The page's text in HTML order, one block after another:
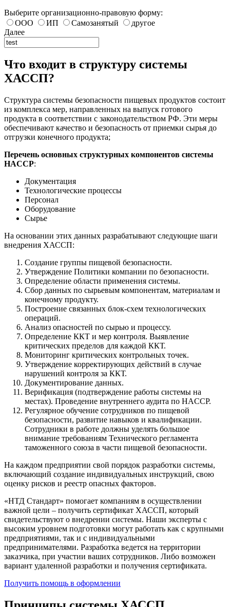
Выберите организационно-правовую форму:
ООО
ИП Самозанятый
другое
Далее
Что входит в структуру системы
ХАССП?
Структура системы безопасности пищевых продуктов состоит
из комплекса мер, направленных на выпуск готового
продукта в соответствии с законодательством РФ. Эти меры
обеспечивают качество и безопасность от приемки сырья до
отгрузки конечного продукта;
Перечень основных структурных компонентов системы
HACCP:
Документация
Технологические процессы
Персонал
Оборудование
Сырье
На основании этих данных разрабатывают следующие шаги
внедрения ХАССП:
Создание группы пищевой безопасности.
Утверждение Политики компании по безопасности.
Определение области применения системы.
Сбор данных по сырьевым компонентам, материалам и
конечному продукту.
Построение связанных блок-схем технологических
операций.
Анализ опасностей по сырью и процессу.
Определение ККТ и мер контроля. Выявление
критических пределов для каждой ККТ.
Мониторинг критических контрольных точек.
Утверждение корректирующих действий в случае
нарушений контроля за ККТ.
Документирование данных.
Верификация (подтверждение работы системы на
местах). Проведение внутреннего аудита по HACCP.
Регулярное обучение сотрудников по пищевой
безопасности, развитие навыков и квалификации.
Сотрудники в работе должны уделять большое
внимание требованиям Технического регламента
таможенного союза в части пищевой безопасности.
На каждом предприятии свой порядок разработки системы,
включающий создание индивидуальных инструкций, свою
оценку рисков и реестр опасных факторов.
«НТД Стандарт» помогает компаниям в осуществлении
важной цели – получить сертификат ХАССП, который
свидетельствуют о внедрении системы. Наши эксперты с
высоким уровнем подготовки могут работать как с крупными
предприятиями, так и с индивидуальными
предпринимателями. Разработка ведется на территории
заказчика, при участии ваших сотрудников. Либо возможен
вариант удаленной разработки и получения сертификата.
Получить помощь в оформлении